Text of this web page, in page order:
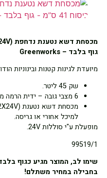
גוף בלבד – Greenworks
מיועדת לגינות קטנות ובינוניות
שק 45 ליטר.
6 מצבי גובה – ידית הרמה משותפת,כולל גריסה.
למיכל אחורי או גריסה.
מופעלת ע"י סוללות 24V.
99519/1
שימו לב, המוצר מגיע כגוף
בחבילה במחיר משתלם!